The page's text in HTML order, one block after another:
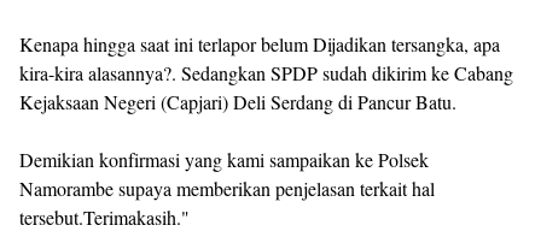
Kenapa hingga saat ini terlapor belum Dijadikan tersangka, apa
kira-kira alasannya?. Sedangkan SPDP sudah dikirim ke Cabang
Kejaksaan Negeri (Capjari) Deli Serdang di Pancur Batu.
Demikian konfirmasi yang kami sampaikan ke Polsek
Namorambe supaya memberikan penjelasan terkait hal
tersebut.Terimakasih."